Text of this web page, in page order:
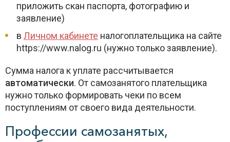
приложить скан паспорта, фотографию и
заявление)
в Личном кабинете налогоплательщика на сайте
https://www.nalog.ru (нужно только заявление).
Сумма налога к уплате рассчитывается
автоматически. От самозанятого плательщика
нужно только формировать чеки по всем
поступлениям от своего вида деятельности.
Профессии самозанятых,